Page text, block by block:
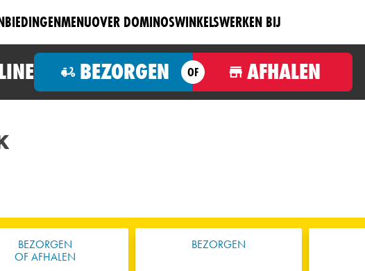
MENUOVER DOMINOSWINKELSWERKEN BIJ
BEZORGEN OF AFHALEN
BEZORGEN
OF AFHALEN
BEZORGEN